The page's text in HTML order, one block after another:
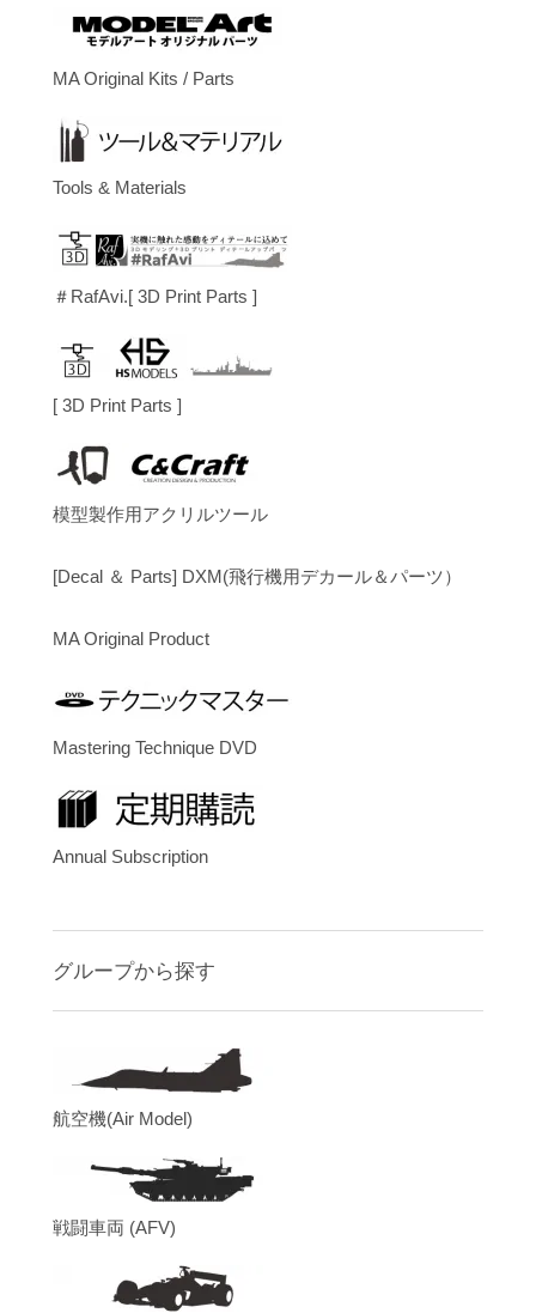
MA Original Kits / Parts
Tools & Materials
＃RafAvi.[ 3D Print Parts ]
[ 3D Print Parts ]
模型製作用アクリルツール
[Decal ＆ Parts] DXM(飛行機用デカール＆パーツ）
MA Original Product
Mastering Technique DVD
Annual Subscription
グループから探す
航空機(Air Model)
戦闘車両 (AFV)